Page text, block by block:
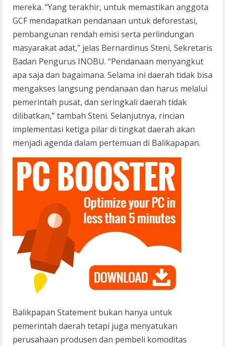
mereka. “Yang terakhir, untuk memastikan anggota
GCF mendapatkan pendanaan untuk deforestasi,
pembangunan rendah emisi serta perlindungan
masyarakat adat,” jelas Bernardinus Steni, Sekretaris
Badan Pengurus INOBU. “Pendanaan menyangkut
apa saja dan bagaimana. Selama ini daerah tidak bisa
mengakses langsung pendanaan dan harus melalui
pemerintah pusat, dan seringkali daerah tidak
dilibatkan,” tambah Steni. Selanjutnya, rincian
implementasi ketiga pilar di tingkat daerah akan
menjadi agenda dalam pertemuan di Balikapapan.
Balikpapan Statement bukan hanya untuk
pemerintah daerah tetapi juga menyatukan
perusahaan produsen dan pembeli komoditas